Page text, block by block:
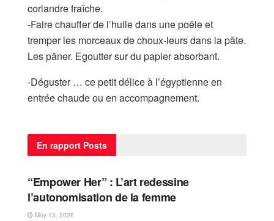
coriandre fraîche.
-Faire chauffer de l’huile dans une poêle et
tremper les morceaux de choux-leurs dans la pâte.
Les pâner. Egoutter sur du papier absorbant.
-Déguster … ce petit délice à l’égyptienne en
entrée chaude ou en accompagnement.
En rapport Posts
FEMME
“Empower Her” : L’art redessine
l’autonomisation de la femme
May 13, 2026